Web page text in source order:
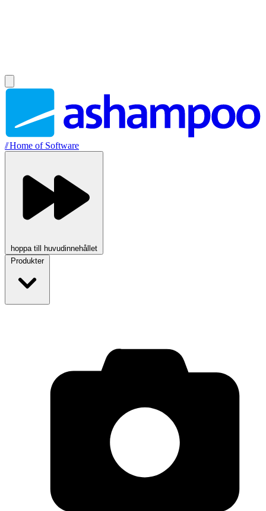
//Home of Software
hoppa till huvudinnehållet
Produkter